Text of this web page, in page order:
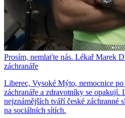
Prosím, nemlaťte nás. Lékař Marek
záchranáře
Liberec, Vysoké Mýto, nemocnice
záchranáře a zdravotníky se
nejznámějších tváří české záchranné
na sociálních sítích.